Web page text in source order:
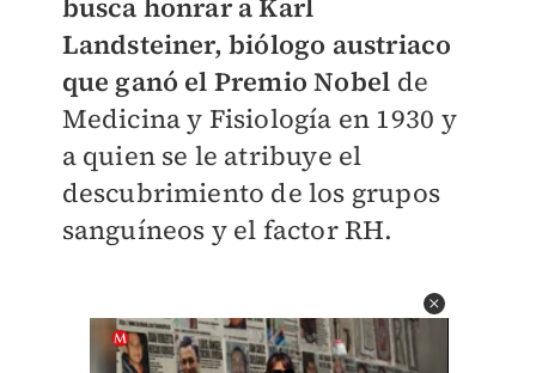
busca honrar a Karl
Landsteiner, biólogo austriaco
que ganó el Premio Nobel de
Medicina y Fisiología en 1930 y
a quien se le atribuye el
descubrimiento de los grupos
sanguíneos y el factor RH.